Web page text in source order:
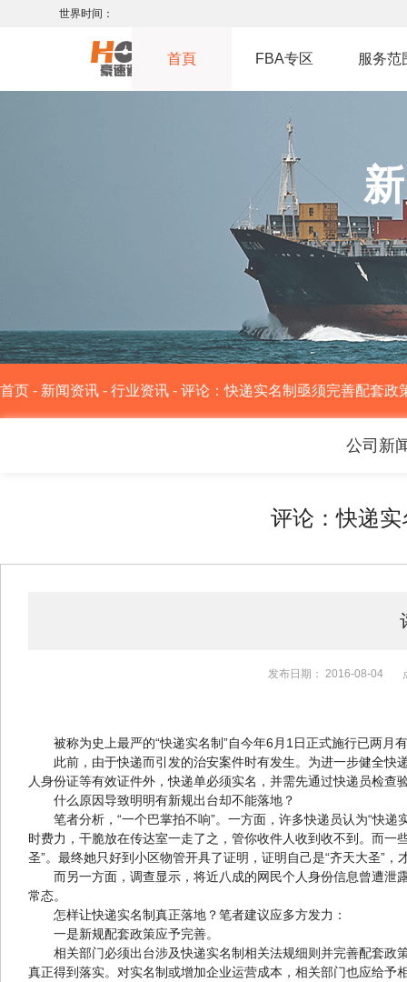
世界时间：
首頁 FBA专区 服务范
首页 - 新闻资讯 - 行业资讯 - 评论：快递实名制亟须完善配套政
公司新
评论：快递
发布日期： 2016-08-04
被称为史上最严的“快递实名制”自今年6月1日正式施行已两
此前，由于快递而引发的治安案件时有发生。为进一步健全
人身份证等有效证件外，快递单必须实名，并需先通过快递员检
什么原因导致明明有新规出台却不能落地？
笔者分析，“一个巴掌拍不响”。一方面，许多快递员认为“快
时费力，干脆放在传达室一走了之，管你收件人收到收不到。而
圣”。最终她只好到小区物管开具了证明，证明自己是“齐天大圣”，
而另一方面，调查显示，将近八成的网民个人身份信息曾遭
常态。
怎样让快递实名制真正落地？笔者建议应多方发力：
一是新规配套政策应予完善。
相关部门必须出台涉及快递实名制相关法规细则并完善配套政
真正得到落实。对实名制或增加企业运营成本，相关部门也应给予